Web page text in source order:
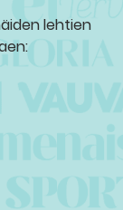
lehtien